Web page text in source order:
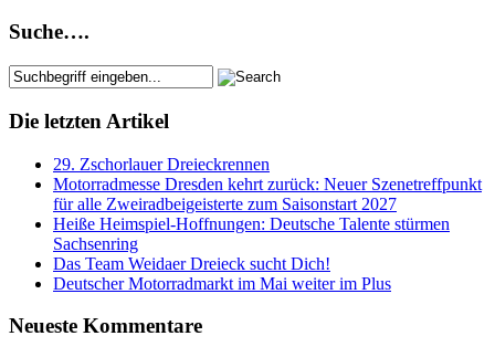
Suche….
Die letzten Artikel
29. Zschorlauer Dreieckrennen
Motorradmesse Dresden kehrt zurück: Neuer Szenetreffpunkt
für alle Zweiradbeigeisterte zum Saisonstart 2027
Heiße Heimspiel-Hoffnungen: Deutsche Talente stürmen
Sachsenring
Das Team Weidaer Dreieck sucht Dich!
Deutscher Motorradmarkt im Mai weiter im Plus
Neueste Kommentare